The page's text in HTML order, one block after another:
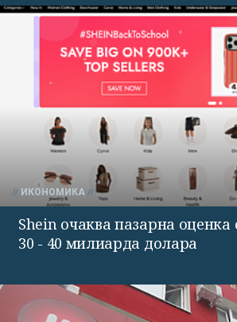
ИКОНОМИКА
Shein очаква пазарна оценка
30 - 40 милиарда долара